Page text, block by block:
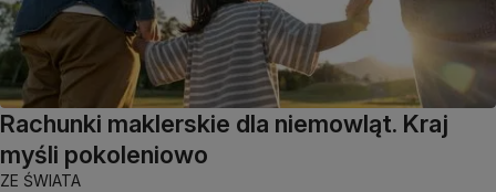
Rachunki maklerskie dla niemowląt. Kraj
myśli pokoleniowo
ZE ŚWIATA